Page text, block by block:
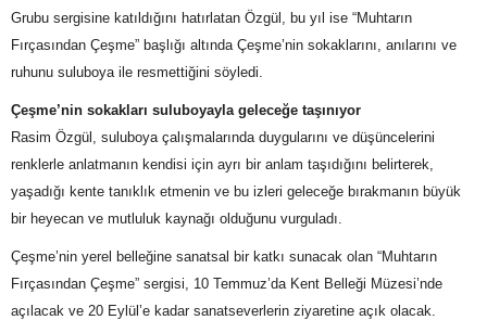
Grubu sergisine katıldığını hatırlatan Özgül, bu yıl ise “Muhtarın
Fırçasından Çeşme” başlığı altında Çeşme’nin sokaklarını, anılarını ve
ruhunu suluboya ile resmettiğini söyledi.
Çeşme’nin sokakları suluboyayla geleceğe taşınıyor
Rasim Özgül, suluboya çalışmalarında duygularını ve düşüncelerini
renklerle anlatmanın kendisi için ayrı bir anlam taşıdığını belirterek,
yaşadığı kente tanıklık etmenin ve bu izleri geleceğe bırakmanın büyük
bir heyecan ve mutluluk kaynağı olduğunu vurguladı.
Çeşme’nin yerel belleğine sanatsal bir katkı sunacak olan “Muhtarın
Fırçasından Çeşme” sergisi, 10 Temmuz’da Kent Belleği Müzesi’nde
açılacak ve 20 Eylül’e kadar sanatseverlerin ziyaretine açık olacak.